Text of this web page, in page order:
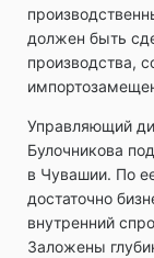
должен быть
производства,
Управляющий
Булочникова
в Чувашии. По
достаточно
внутренний
Заложены